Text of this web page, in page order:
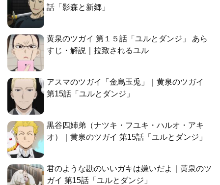
話「影森と新郷」
黄泉のツガイ 第１５話「ユルとダンジ」 あら
すじ・解説｜拉致されるユル
アスマのツガイ「金烏玉兎」｜黄泉のツガイ
第15話「ユルとダンジ」
黒谷四姉弟（ナツキ・フユキ・ハルオ・アキ
オ）｜黄泉のツガイ 第15話「ユルとダンジ」
君のような勘のいいガキは嫌いだよ｜黄泉のツ
ガイ 第15話「ユルとダンジ」